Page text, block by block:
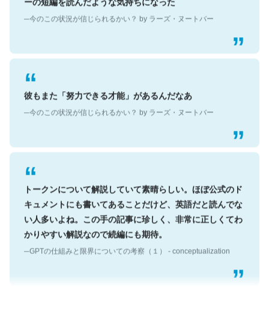
─今のこの状況が信じられるかい？ by ラーズ・ヌートバー
彼もまた「努力できる才能」があるんだなあ
─今のこの状況が信じられるかい？ by ラーズ・ヌートバー
トークンについて解説していて素晴らしい。ほぼ公式のド
キュメントにも書いてあることだけど、英語だと読んでな
い人多いよね。この手の記事に珍しく、非常に正しくてわ
かりやすい解説なので続編にも期待。
─GPTの仕組みと限界についての考察（１） - conceptualization